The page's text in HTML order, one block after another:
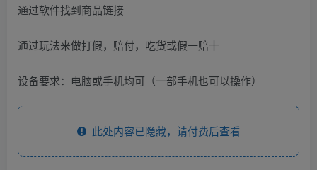
通过软件找到商品链接
通过玩法来做打假，赔付，吃货或假一赔十
设备要求：电脑或手机均可（一部手机也可以操作）
此处内容已隐藏，请付费后查看